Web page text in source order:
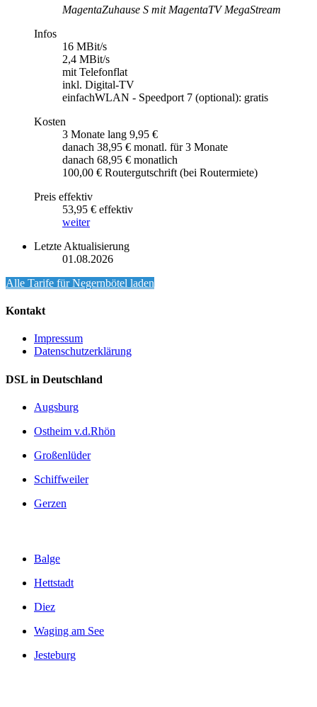
MagentaZuhause S mit MagentaTV MegaStream
Infos
16 MBit/s
2,4 MBit/s
mit Telefonflat
inkl. Digital-TV
einfachWLAN - Speedport 7 (optional): gratis
Kosten
3 Monate lang 9,95 €
danach 38,95 € monatl. für 3 Monate
danach 68,95 € monatlich
100,00 € Routergutschrift (bei Routermiete)
Preis effektiv
53,95 € effektiv
weiter
Letzte Aktualisierung
01.08.2026
Alle Tarife fürNegernbötel laden
Kontakt
Impressum
Datenschutzerklärung
DSL in Deutschland
Augsburg
Ostheim v.d.Rhön
Großenlüder
Schiffweiler
Gerzen
Balge
Hettstadt
Diez
Waging am See
Jesteburg